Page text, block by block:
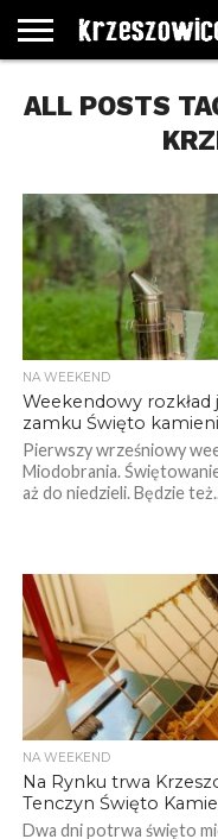
GŁÓWNA
WYBORY
SAMORZĄDOWE
WYBIERZ
KATEGORIE
ROZKŁADY
JAZDY
GREGORCZYK
WATCH
KONTAKT
ALL POSTS
NA WEEKEND
Weekendowy rozkład
zamku Święto
Pierwszy wrześniowy
Miodobrania.
aż do niedzieli. Będzie
NA WEEKEND
Na Rynku trwa
Tenczyn Święto
Dwa dni potrwa święto